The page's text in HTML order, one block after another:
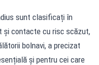
sunt clasificați în
și contacte cu risc scăzut,
bolnavi, a precizat
și pentru cei care